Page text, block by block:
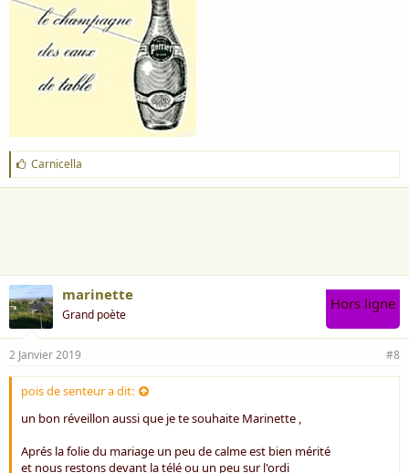
J
'
a
Carnicella
marinette
Grand poète
Hors ligne
2 Janvier 2019 #8
pois de senteur a dit:
un bon réveillon aussi que je te souhaite Marinette ,
Aprés la folie du mariage un peu de calme est bien mérité
et nous restons devant la télé ou un peu sur l'ordi